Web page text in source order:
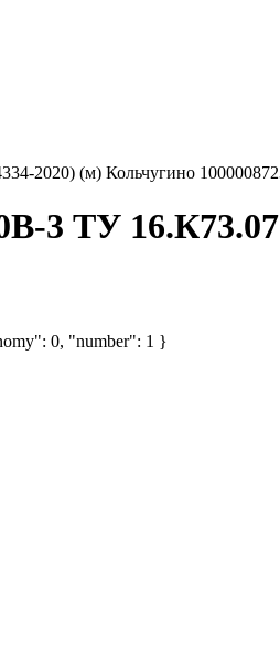
2020) (м) Кольчугино
3 ТУ
0, "number": 1 }